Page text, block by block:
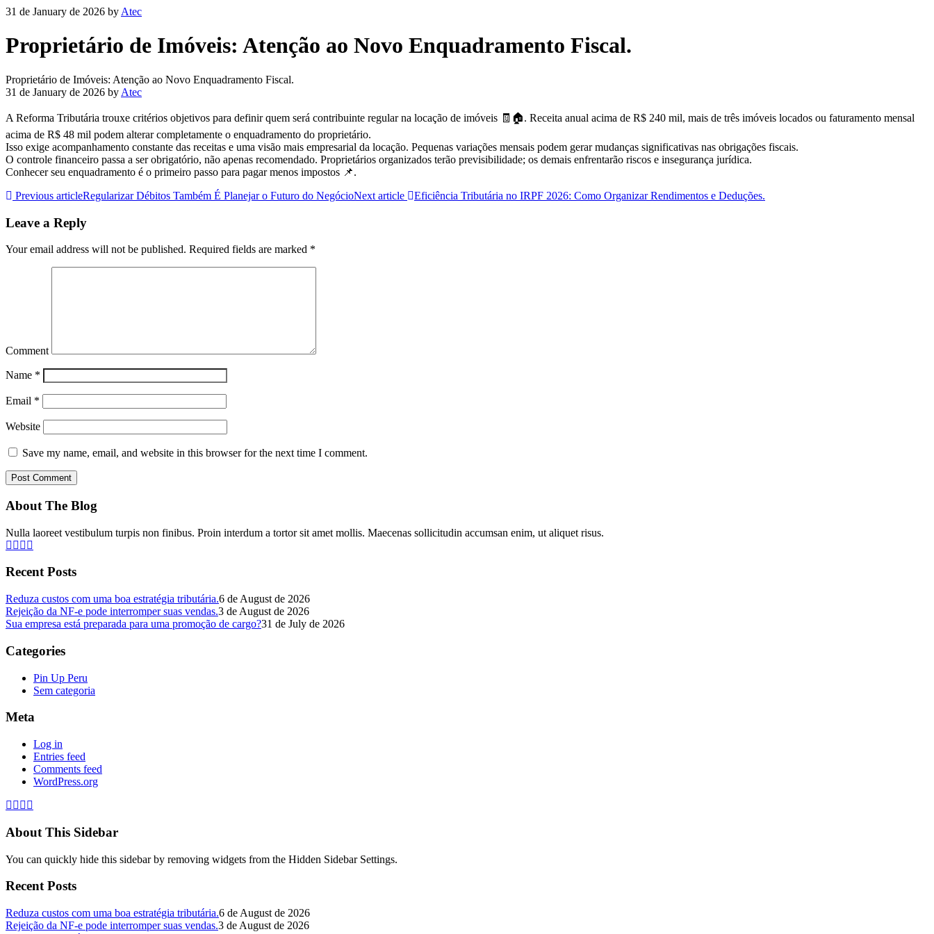
31 de January de 2026 by Atec
Proprietário de Imóveis: Atenção ao Novo Enquadramento Fiscal.
Proprietário de Imóveis: Atenção ao Novo Enquadramento Fiscal.
31 de January de 2026 by Atec
A Reforma Tributária trouxe critérios objetivos para definir quem será contribuinte regular na locação de imóveis 🧾🏠. Receita anual acima de R$ 240 mil, mais de três imóveis locados ou faturamento mensal
acima de R$ 48 mil podem alterar completamente o enquadramento do proprietário.
Isso exige acompanhamento constante das receitas e uma visão mais empresarial da locação. Pequenas variações mensais podem gerar mudanças significativas nas obrigações fiscais.
O controle financeiro passa a ser obrigatório, não apenas recomendado. Proprietários organizados terão previsibilidade; os demais enfrentarão riscos e insegurança jurídica.
Conhecer seu enquadramento é o primeiro passo para pagar menos impostos 📌.
Previous articleRegularizar Débitos Também É Planejar o Futuro do NegócioNext article Eficiência Tributária no IRPF 2026: Como Organizar Rendimentos e Deduções.
Leave a Reply
Your email address will not be published. Required fields are marked *
Comment
Name *
Email *
Website
Save my name, email, and website in this browser for the next time I comment.
About The Blog
Nulla laoreet vestibulum turpis non finibus. Proin interdum a tortor sit amet mollis. Maecenas sollicitudin accumsan enim, ut aliquet risus.
Recent Posts
Reduza custos com uma boa estratégia tributária.6 de August de 2026
Rejeição da NF-e pode interromper suas vendas.3 de August de 2026
Sua empresa está preparada para uma promoção de cargo?31 de July de 2026
Categories
Pin Up Peru
Sem categoria
Meta
Log in
Entries feed
Comments feed
WordPress.org
About This Sidebar
You can quickly hide this sidebar by removing widgets from the Hidden Sidebar Settings.
Recent Posts
Reduza custos com uma boa estratégia tributária.6 de August de 2026
Rejeição da NF-e pode interromper suas vendas.3 de August de 2026